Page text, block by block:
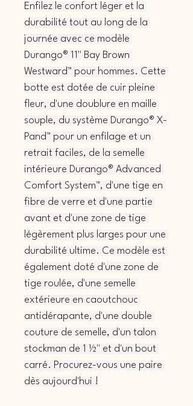
Enfilez le confort léger et la
durabilité tout au long de la
journée avec ce modèle
Durango® 11" Bay Brown
Westward™ pour hommes. Cette
botte est dotée de cuir pleine
fleur, d'une doublure en maille
souple, du système Durango® X-
Pand™ pour un enfilage et un
retrait faciles, de la semelle
intérieure Durango® Advanced
Comfort System™, d'une tige en
fibre de verre et d'une partie
avant et d'une zone de tige
légèrement plus larges pour une
durabilité ultime. Ce modèle est
également doté d'une zone de
tige roulée, d'une semelle
extérieure en caoutchouc
antidérapante, d'une double
couture de semelle, d'un talon
stockman de 1 ½" et d'un bout
carré. Procurez-vous une paire
dès aujourd'hui !